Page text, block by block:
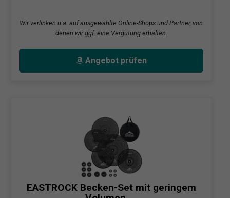
Wir verlinken u.a. auf ausgewählte Online-Shops und Partner, von
denen wir ggf. eine Vergütung erhalten.
Angebot prüfen
EASTROCK Becken-Set mit geringem